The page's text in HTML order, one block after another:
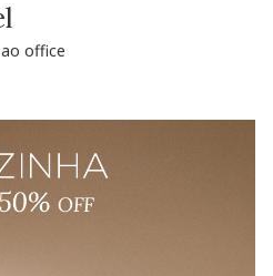
office